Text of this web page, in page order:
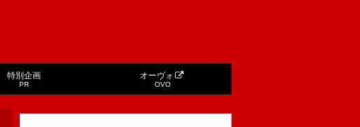
特別企画
PR
オーヴォ
OVO